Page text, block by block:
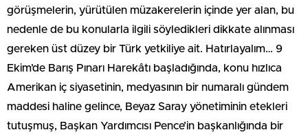
görüşmelerin, yürütülen müzakerelerin içinde yer alan, bu
nedenle de bu konularla ilgili söyledikleri dikkate alınması
gereken üst düzey bir Türk yetkiliye ait. Hatırlayalım… 9
Ekim’de Barış Pınarı Harekâtı başladığında, konu hızlıca
Amerikan iç siyasetinin, medyasının bir numaralı gündem
maddesi haline gelince, Beyaz Saray yönetiminin etekleri
tutuşmuş, Başkan Yardımcısı Pence’in başkanlığında bir